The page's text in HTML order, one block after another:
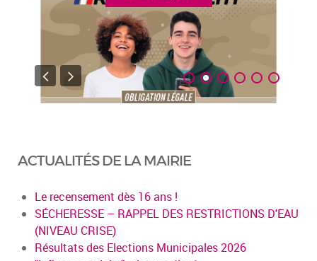
ACTUALITÉS DE LA MAIRIE
Le recensement dès 16 ans !
SÉCHERESSE – RAPPEL DES RESTRICTIONS D'EAU
(NIVEAU CRISE)
Résultats des Elections Municipales 2026